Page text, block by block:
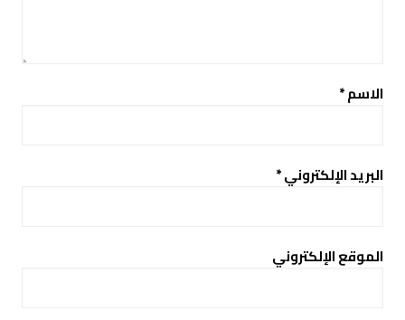
الاسم*
البريد الإلكتروني*
الموقع الإلكتروني